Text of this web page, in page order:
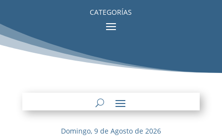
CATEGORÍAS
Domingo, 9 de Agosto de 2026